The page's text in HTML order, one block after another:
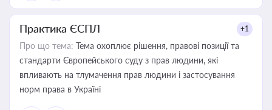
Практика ЄСПЛ +1
Про що тема: Тема охоплює рішення, правові позиції та
стандарти Європейського суду з прав людини, які
впливають на тлумачення прав людини і застосування
норм права в Україні